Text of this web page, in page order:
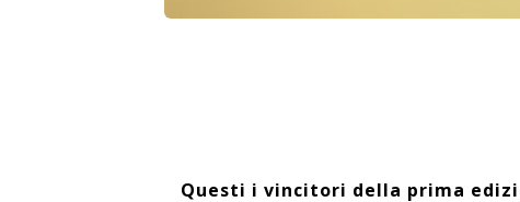
Questi i vincitori della prima